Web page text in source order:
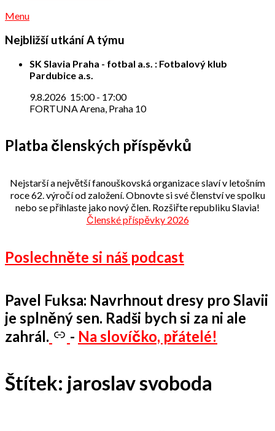
Menu
Nejbližší utkání A týmu
SK Slavia Praha - fotbal a.s. : Fotbalový klub
Pardubice a.s.
9.8.2026 15:00- 17:00
FORTUNA Arena, Praha 10
Platba členských příspěvků
Nejstarší a největší fanouškovská organizace slaví v letošním
roce 62. výročí od založení. Obnovte si své členství ve spolku
nebo se přihlaste jako nový člen. Rozšiřte republiku Slavia!
Členské příspěvky 2026
Poslechněte si náš podcast
Pavel Fuksa: Navrhnout dresy pro Slavii
je splněný sen. Radši bych si za ni ale
zahrál.
- Na slovíčko, přátelé!
Štítek: jaroslav svoboda